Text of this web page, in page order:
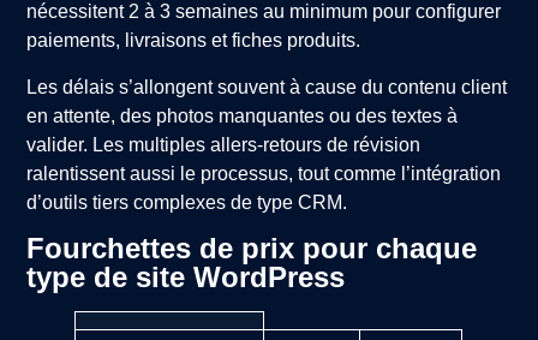
nécessitent 2 à 3 semaines au minimum pour configurer
paiements, livraisons et fiches produits.
Les délais s’allongent souvent à cause du contenu client
en attente, des photos manquantes ou des textes à
valider. Les multiples allers-retours de révision
ralentissent aussi le processus, tout comme l’intégration
d’outils tiers complexes de type CRM.
Fourchettes de prix pour chaque
type de site WordPress